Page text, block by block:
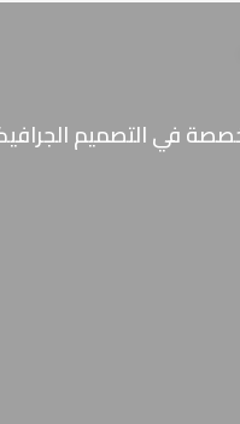
في التصميم